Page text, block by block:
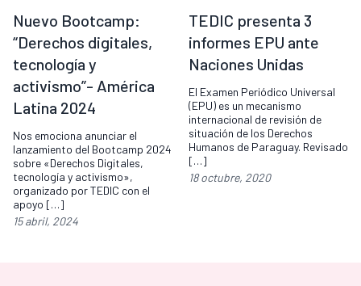
Nuevo Bootcamp:
“Derechos digitales,
tecnología y
activismo”- América
Latina 2024
Nos emociona anunciar el
lanzamiento del Bootcamp 2024
sobre «Derechos Digitales,
tecnología y activismo»,
organizado por TEDIC con el
apoyo […]
15 abril, 2024
TEDIC presenta 3
informes EPU ante
Naciones Unidas
El Examen Periódico Universal
(EPU) es un mecanismo
internacional de revisión de
situación de los Derechos
Humanos de Paraguay. Revisado
[…]
18 octubre, 2020